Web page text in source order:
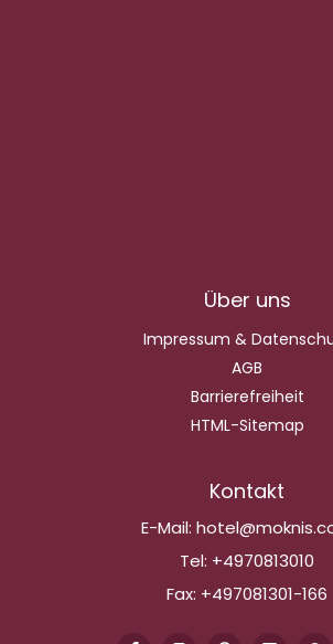
Über uns
Impressum &
AGB
Barrierefreiheit
HTML-Sitemap
Kontakt
E-Mail:
Tel: +4970813010
Fax: +497081301-166